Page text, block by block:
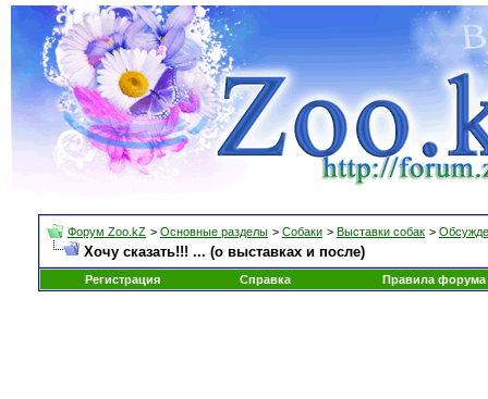
Форум Zoo.kZ > Основные разделы > Собаки > Выставки собак >
Хочу сказать!!! ... (о выставках и после)
Регистрация Справка Правила форума